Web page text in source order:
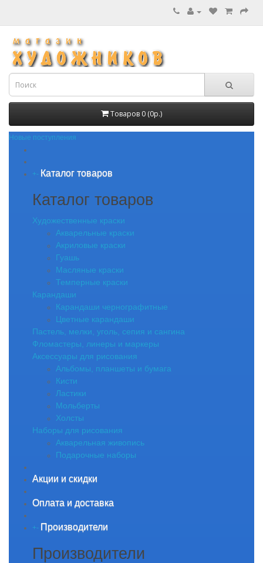
Товаров 0 (0р.)
Новые поступления
+- Каталог товаров
Каталог товаров
Художественные краски
Акварельные краски
Акриловые краски
Гуашь
Масляные краски
Темперные краски
Карандаши
Карандаши чернографитные
Цветные карандаши
Пастель, мелки, уголь, сепия и сангина
Фломастеры, линеры и маркеры
Аксессуары для рисования
Альбомы, планшеты и бумага
Кисти
Ластики
Мольберты
Холсты
Наборы для рисования
Акварельная живопись
Подарочные наборы
Акции и скидки
Оплата и доставка
+- Производители
Производители